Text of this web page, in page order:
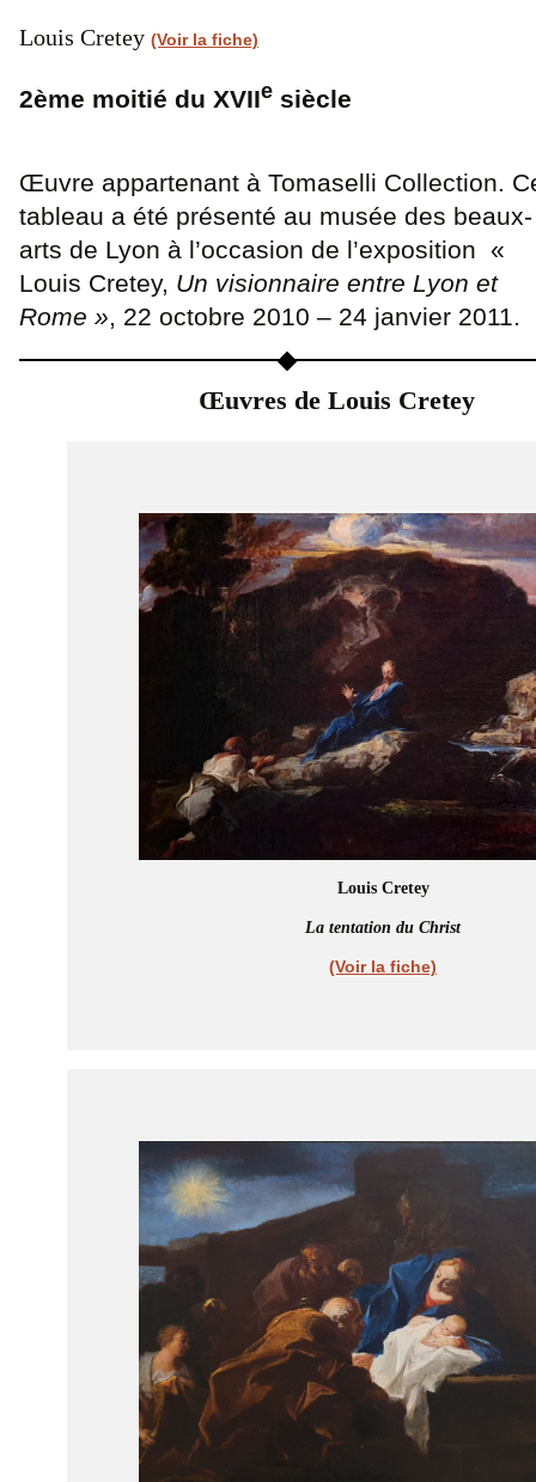
Louis Cretey (Voir la fiche)
2ème moitié du XVIIe siècle
Œuvre appartenant à Tomaselli Collection.
tableau a été présenté au musée des beaux-
arts de Lyon à l’occasion de l’exposition «
Louis Cretey, Un visionnaire entre Lyon et
Rome », 22 octobre 2010 – 24 janvier 2011.
Œuvres de Louis Cretey
Louis Cretey
La tentation du Christ
(Voir la fiche)